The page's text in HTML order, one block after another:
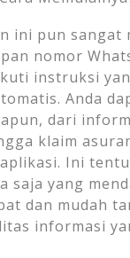
ini pun sangat
nomor
instruksi
Anda
dari
klaim
Ini
saja yang
dan mudah
informasi